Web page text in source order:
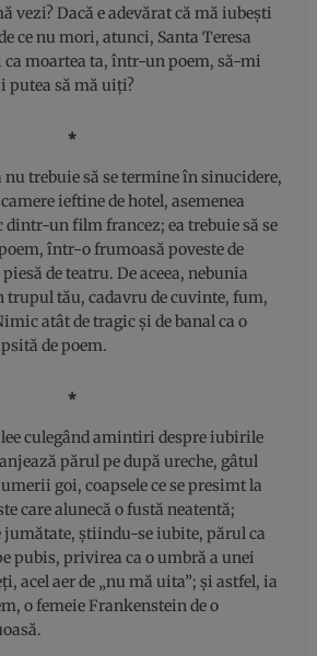
vezi? Dacă e adevărat că mă iubești
ce nu mori, atunci, Santa Teresa
ca moartea ta, într-un poem, să-mi
putea să mă uiți?
⁎
trebuie să se termine în sinucidere,
ieftine de hotel, asemenea
un film francez; ea trebuie să se
într-o frumoasă poveste de
de teatru. De aceea, nebunia
trupul tău, cadavru de cuvinte, fum,
atât de tragic și de banal ca o
de poem.
⁎
culegând amintiri despre iubirile
părul pe după ureche, gâtul
goi, coapsele ce se presimt la
care alunecă o fustă neatentă;
jumătate, știindu-se iubite, părul ca
pubis, privirea ca o umbră a unei
acel aer de „nu mă uita”; și astfel, ia
o femeie Frankenstein de o